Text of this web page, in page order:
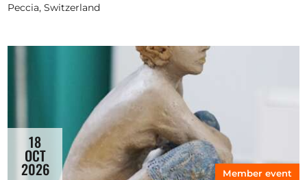
Peccia, Switzerland
18
OCT
2026 Member event